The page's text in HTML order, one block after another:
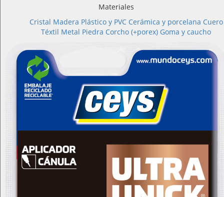
Materiales
Cristal Madera Plástico y PVC Cerámica y porcelana Cuero
Téxtil Metal Piedra Corcho (+porex) Goma y caucho